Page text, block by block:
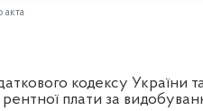
акта
кодексу України
плати за